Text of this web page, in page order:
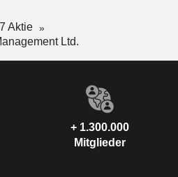
Aktie
Ltd.
+ 1.300.000
Mitglieder